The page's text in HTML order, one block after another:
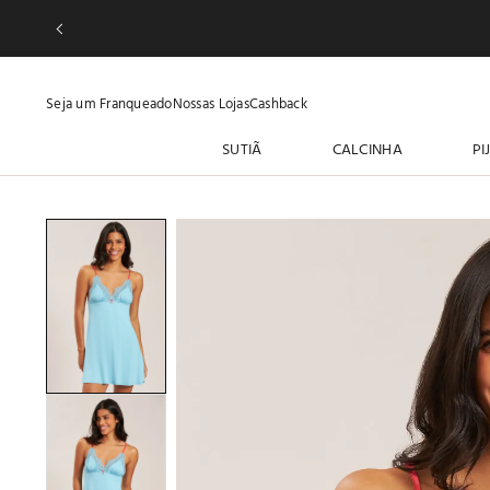
Seja um FranqueadoNossas LojasCashback
SUTIÃ CALCINHA